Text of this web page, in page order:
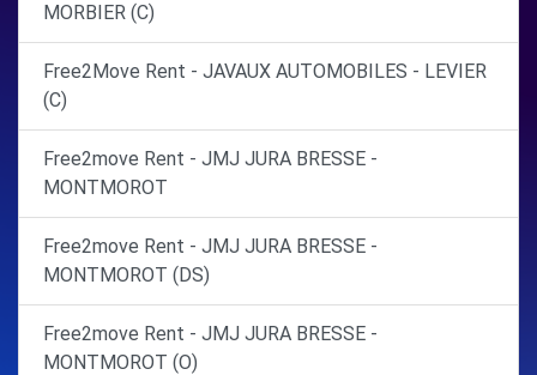
MORBIER (C)
Free2Move Rent - JAVAUX AUTOMOBILES - LEVIER
(C)
Free2move Rent - JMJ JURA BRESSE -
MONTMOROT
Free2move Rent - JMJ JURA BRESSE -
MONTMOROT (DS)
Free2move Rent - JMJ JURA BRESSE -
MONTMOROT (O)